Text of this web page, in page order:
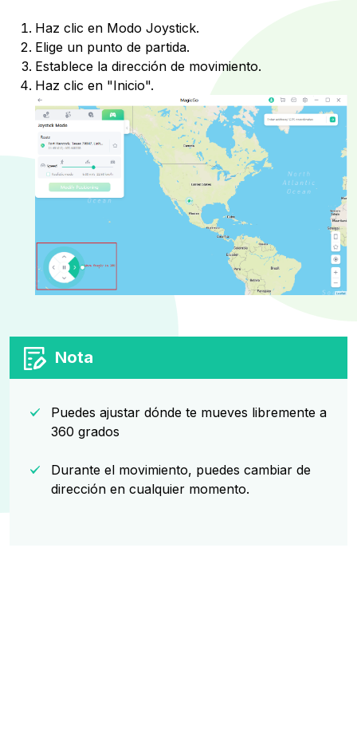
Haz clic en Modo Joystick.
Elige un punto de partida.
Establece la dirección de movimiento.
Haz clic en "Inicio".
Nota
Puedes ajustar dónde te mueves libremente a
360 grados
Durante el movimiento, puedes cambiar de
dirección en cualquier momento.